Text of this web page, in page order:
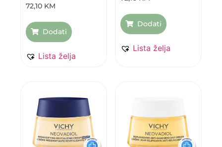
72,10 KM
Dodati
Lista želja
Dodati
Lista želja